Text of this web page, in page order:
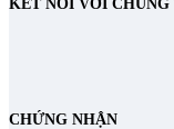
CHỨNG NHẬN